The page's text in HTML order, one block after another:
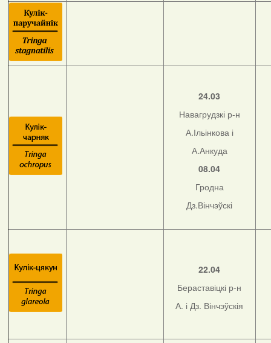
24.03
Навагрудзкі р-н
А.Ільінкова і
А.Анкуда
08.04
Гродна
Дз.Вінчэўскі
22.04
Бераставіцкі р-н
А. і Дз. Вінчэўскія